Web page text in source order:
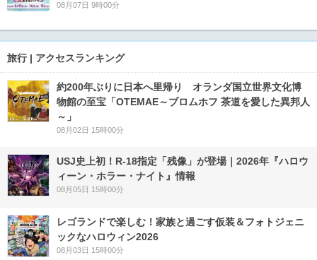
08月07日 9時00分
旅行 | アクセスランキング
約200年ぶりに日本へ里帰り オランダ国立世界文化博
物館の至宝「OTEMAE～ブロムホフ 茶道を愛した異邦人
～」
08月02日 15時00分
USJ史上初！R-18指定「残像」が登場｜2026年『ハロウ
ィーン・ホラー・ナイト』情報
08月05日 15時00分
レゴランドで楽しむ！家族と過ごす仮装＆フォトジェニ
ックなハロウィン2026
08月03日 15時00分